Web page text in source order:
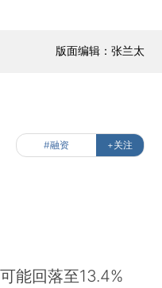
版面编辑：张兰太
#融资 +关注
能回落至13.4%